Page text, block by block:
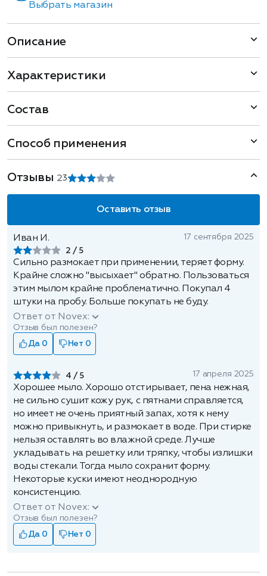
Выбрать магазин
Описание
Характеристики
Состав
Способ применения
Отзывы 23
Оставить отзыв
Иван И.
2
17 сентября 2025
Сильно размокает при применении, теряет форму.
Крайне сложно "высыхает" обратно. Пользоваться
этим мылом крайне проблематично. Покупал 4
штуки на пробу. Больше покупать не буду.
Ответ от Novex:
Отзыв был полезен?
Да 0
Нет 0
4 17 апреля 2025
Хорошее мыло. Хорошо отстирывает, пена нежная,
не сильно сушит кожу рук, с пятнами справляется,
но имеет не очень приятный запах, хотя к нему
можно привыкнуть, и размокает в воде. При стирке
нельзя оставлять во влажной среде. Лучше
укладывать на решетку или тряпку, чтобы излишки
воды стекали. Тогда мыло сохранит форму.
Некоторые куски имеют неоднородную
консистенцию.
Ответ от Novex:
Отзыв был полезен?
Да 0
Нет 0